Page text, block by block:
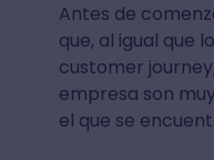
Antes de
que, al igual que
customer
empresa son
el que se